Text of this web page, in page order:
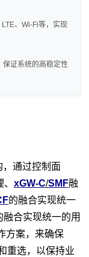
、Wi-Fi等，实现
保证系统的高稳定性
通过控制面
xGW-C/SMF融
的融合实现统一
融合实现统一的用
方案，来确保
重选，以保持业
非3GPP互通
不受信任的非